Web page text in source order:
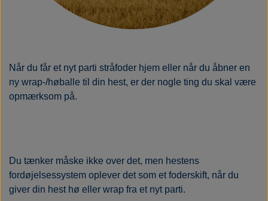
Når du får et nyt parti stråfoder hjem eller når du åbner en
ny wrap-/høballe til din hest, er der nogle ting du skal være
opmærksom på.
Du tænker måske ikke over det, men hestens
fordøjelsessystem oplever det som et foderskift, når du
giver din hest hø eller wrap fra et nyt parti.